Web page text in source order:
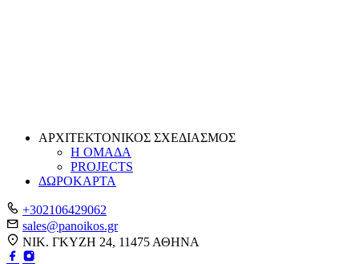
ΑΡΧΙΤΕΚΤΟΝΙΚΟΣ ΣΧΕΔΙΑΣΜΟΣ
Η ΟΜΑΔΑ
PROJECTS
ΔΩΡΟΚΑΡΤΑ
+302106429062
sales@panoikos.gr
ΝΙΚ. ΓΚΥΖΗ 24, 11475 ΑΘΗΝΑ